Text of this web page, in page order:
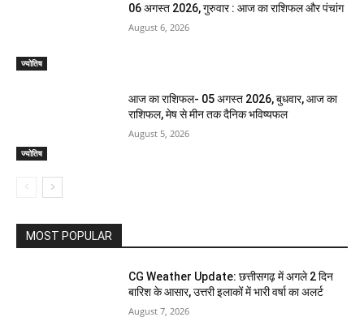
ज्योतिष
06 अगस्त 2026, गुरुवार : आज का राशिफल और पंचांग
August 6, 2026
ज्योतिष
आज का राशिफल- 05 अगस्त 2026, बुधवार, आज का
राशिफल, मेष से मीन तक दैनिक भविष्यफल
August 5, 2026
MOST POPULAR
CG Weather Update: छत्तीसगढ़ में अगले 2 दिन
बारिश के आसार, उत्तरी इलाकों में भारी वर्षा का अलर्ट
August 7, 2026